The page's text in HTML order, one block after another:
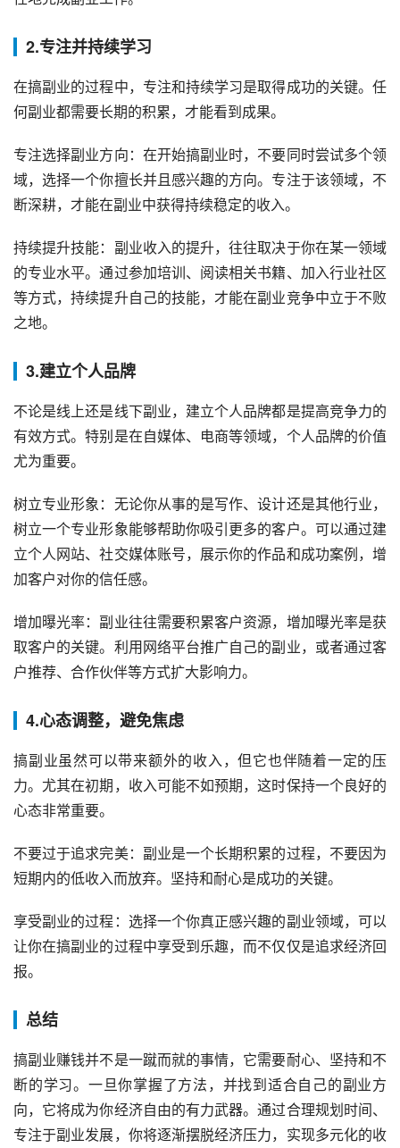
2.专注并持续学习
在搞副业的过程中，专注和持续学习是取得成功的关键。任
何副业都需要长期的积累，才能看到成果。
专注选择副业方向：在开始搞副业时，不要同时尝试多个领
域，选择一个你擅长并且感兴趣的方向。专注于该领域，不
断深耕，才能在副业中获得持续稳定的收入。
持续提升技能：副业收入的提升，往往取决于你在某一领域
的专业水平。通过参加培训、阅读相关书籍、加入行业社区
等方式，持续提升自己的技能，才能在副业竞争中立于不败
之地。
3.建立个人品牌
不论是线上还是线下副业，建立个人品牌都是提高竞争力的
有效方式。特别是在自媒体、电商等领域，个人品牌的价值
尤为重要。
树立专业形象：无论你从事的是写作、设计还是其他行业，
树立一个专业形象能够帮助你吸引更多的客户。可以通过建
立个人网站、社交媒体账号，展示你的作品和成功案例，增
加客户对你的信任感。
增加曝光率：副业往往需要积累客户资源，增加曝光率是获
取客户的关键。利用网络平台推广自己的副业，或者通过客
户推荐、合作伙伴等方式扩大影响力。
4.心态调整，避免焦虑
搞副业虽然可以带来额外的收入，但它也伴随着一定的压
力。尤其在初期，收入可能不如预期，这时保持一个良好的
心态非常重要。
不要过于追求完美：副业是一个长期积累的过程，不要因为
短期内的低收入而放弃。坚持和耐心是成功的关键。
享受副业的过程：选择一个你真正感兴趣的副业领域，可以
让你在搞副业的过程中享受到乐趣，而不仅仅是追求经济回
报。
总结
搞副业赚钱并不是一蹴而就的事情，它需要耐心、坚持和不
断的学习。一旦你掌握了方法，并找到适合自己的副业方
向，它将成为你经济自由的有力武器。通过合理规划时间、
专注于副业发展，你将逐渐摆脱经济压力，实现多元化的收